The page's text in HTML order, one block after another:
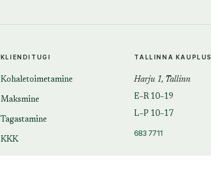
KLIENDITUGI
Kohaletoimetamine
Maksmine
Tagastamine
KKK
TALLINNA KAUPLUS
Harju 1, Tallinn
E–R 10–19
L–P 10–17
683 7711